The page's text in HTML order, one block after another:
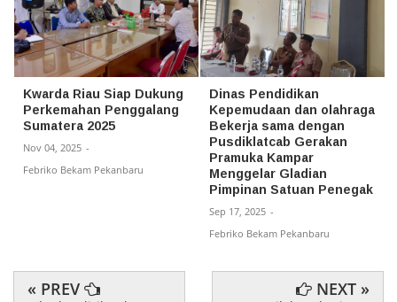
Kwarda Riau Siap Dukung
Perkemahan Penggalang
Sumatera 2025
Nov 04, 2025 -
Febriko Bekam Pekanbaru
Dinas Pendidikan
Kepemudaan dan olahraga
Bekerja sama dengan
Pusdiklatcab Gerakan
Pramuka Kampar
Menggelar Gladian
Pimpinan Satuan Penegak
Sep 17, 2025 -
Febriko Bekam Pekanbaru
« PREV NEXT »